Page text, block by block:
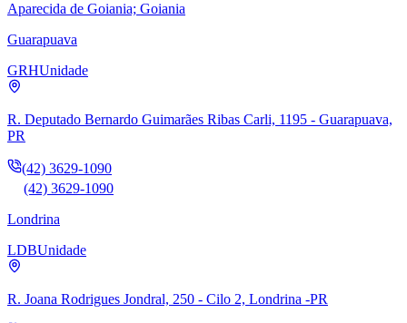
Aparecida de Goiania; Goiania
Guarapuava
GRHUnidade
R. Deputado Bernardo Guimarães Ribas Carli, 1195 - Guarapuava,
PR
(42) 3629-1090
(42) 3629-1090
Londrina
LDBUnidade
R. Joana Rodrigues Jondral, 250 - Cilo 2, Londrina -PR